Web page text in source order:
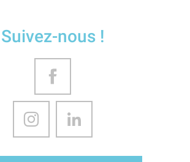
Suivez-nous !